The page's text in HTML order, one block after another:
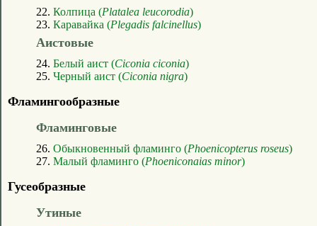
22. Колпица (Platalea leucorodia)
23. Каравайка (Plegadis falcinellus)
Аистовые
24. Белый аист (Ciconia ciconia)
25. Черный аист (Ciconia nigra)
Фламингообразные
Фламинговые
26. Обыкновенный фламинго (Phoenicopterus roseus)
27. Малый фламинго (Phoeniconaias minor)
Гусеобразные
Утиные